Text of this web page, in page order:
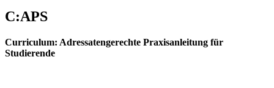
C:APS
Curriculum: Adressatengerechte Praxisanleitung für
Studierende